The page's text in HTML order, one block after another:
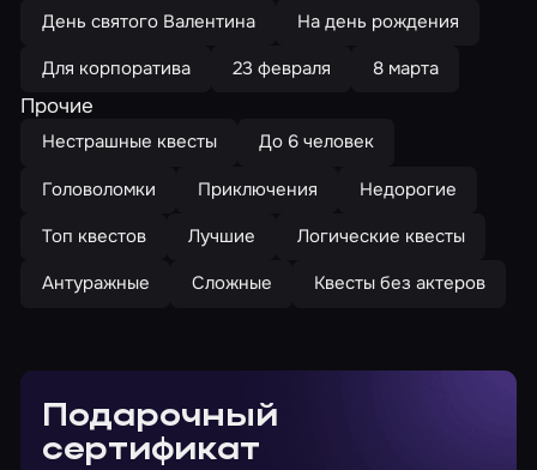
День святого Валентина
На день рождения
Для корпоратива
23 февраля 8 марта
Прочие
Нестрашные квесты
До 6 человек
Головоломки
Приключения
Недорогие
Топ квестов
Лучшие
Логические квесты
Антуражные
Сложные Квесты без актеров
Подарочный
сертификат